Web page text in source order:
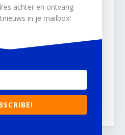
achter en ontvang
in je mailbox!